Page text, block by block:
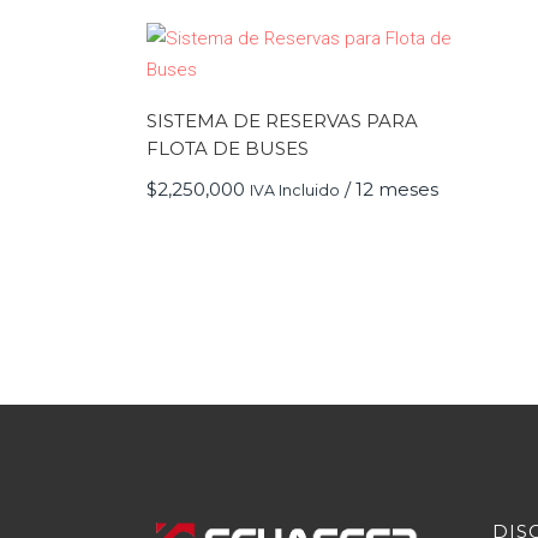
SISTEMA DE RESERVAS PARA
FLOTA DE BUSES
$2,250,000 IVA Incluido / 12 meses